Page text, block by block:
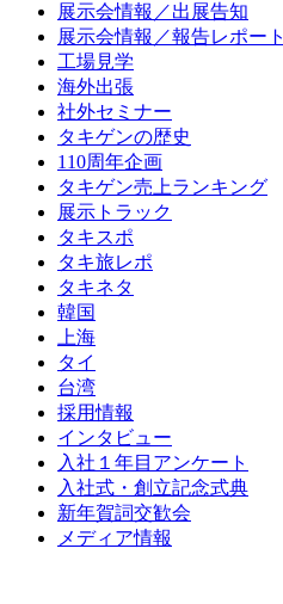
展示会情報／出展告知
展示会情報／報告レポート
工場見学
海外出張
社外セミナー
タキゲンの歴史
110周年企画
タキゲン売上ランキング
展示トラック
タキスポ
タキ旅レポ
タキネタ
韓国
上海
タイ
台湾
採用情報
インタビュー
入社１年目アンケート
入社式・創立記念式典
新年賀詞交歓会
メディア情報